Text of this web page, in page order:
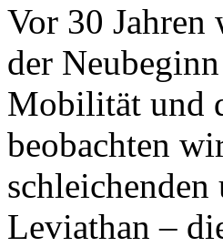
Vor 30 Jahren
der
Mobilität und
beobachten
Leviathan –